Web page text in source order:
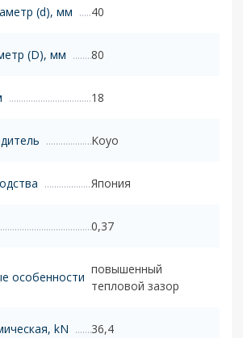
(d), мм
40
(D), мм 80
18
Koyo
Япония
0,37
особенности
повышенный
тепловой зазор
kN 36,4